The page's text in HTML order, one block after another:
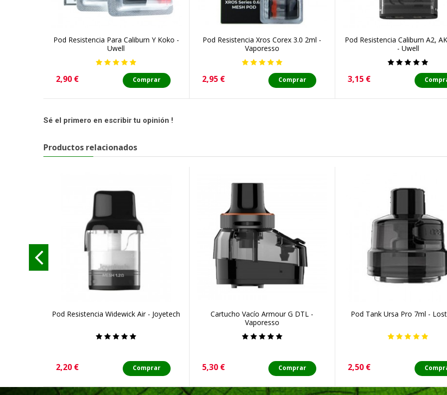
Pod Resistencia Para Caliburn Y Koko -
Uwell
Precio
2,90 € Comprar
Pod Resistencia Xros Corex 3.0 2ml -
Vaporesso
Precio
2,95 € Comprar
Pod Resistencia Caliburn A2,
- Uwell
Precio
3,15 €
Sé el primero en escribir tu opinión !
Productos relacionados
Pod Resistencia Widewick Air - Joyetech
Precio
2,20 € Comprar
Cartucho Vacío Armour G DTL -
Vaporesso
Precio
5,30 € Comprar
Pod Tank Ursa Pro 7ml -
Precio
2,50 €